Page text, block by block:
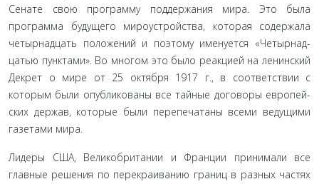
Сенате свою программу поддержания мира. Это была
программа будущего мироустройства, которая содержала
четырнадцать положений и поэтому именуется «Четырнад­
цатью пунктами». Во многом это было реакцией на ленин­ский
Декрет о мире от 25 октября 1917 г., в соответствии с
которым были опубликованы все тайные договоры европей­
ских держав, которые были перепечатаны всеми ведущими
газетами мира.
Лидеры США, Великобритании и Франции принимали все
главные решения по перекраиванию границ в разных ча­стях